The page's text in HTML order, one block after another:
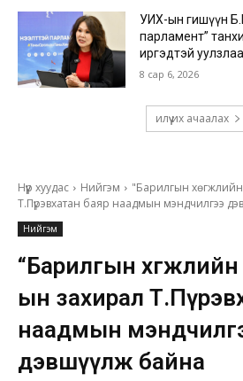
УИХ-ын гишүүн
парламент”
иргэдтэй уулзлаа
8 сар 6, 2026
илүү их ачаалах